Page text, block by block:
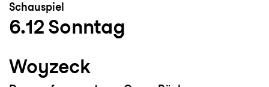
Schauspiel
6.12 Sonntag
Woyzeck